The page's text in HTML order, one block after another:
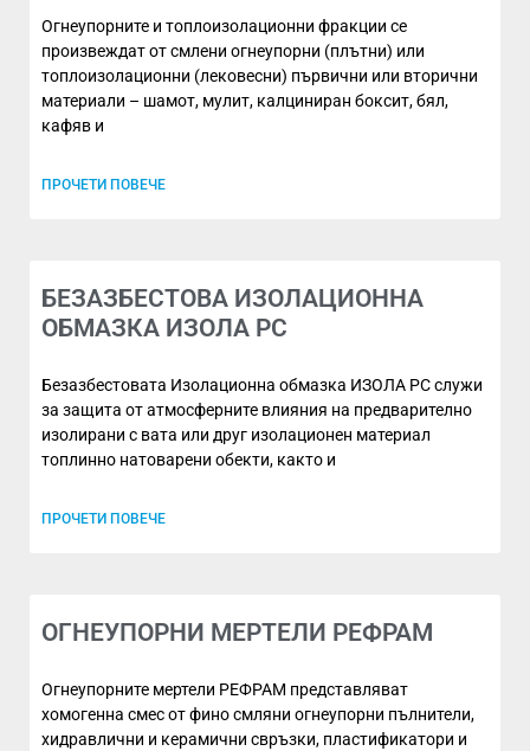
Огнеупорните и топлоизолационни фракции се
произвеждат от смлени огнеупорни (плътни) или
топлоизолационни (лековесни) първични или вторични
материали – шамот, мулит, калциниран боксит, бял,
кафяв и
ПРОЧЕТИ ПОВЕЧЕ
БЕЗАЗБЕСТОВА ИЗОЛАЦИОННА
ОБМАЗКА ИЗОЛА РС
Безазбестовата Изолационна обмазка ИЗОЛА РС служи
за защита от атмосферните влияния на предварително
изолирани с вата или друг изолационен материал
топлинно натоварени обекти, както и
ПРОЧЕТИ ПОВЕЧЕ
ОГНЕУПОРНИ МЕРТЕЛИ РЕФРАМ
Огнеупорните мертели РЕФРАМ представляват
хомогенна смес от фино смляни огнеупорни пълнители,
хидравлични и керамични свръзки, пластификатори и